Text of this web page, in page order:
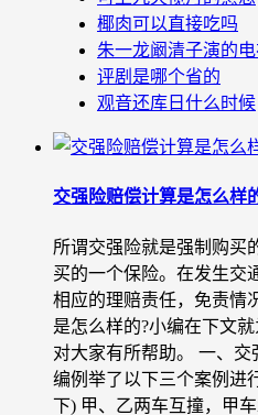
椰肉可以直接吃吗
朱一龙阚清子演的
评剧是哪个省的
观音还库日什么时候
交强险赔偿计算是怎么样
所谓交强险就是强制购买
买的一个保险。在发生交
相应的理赔责任，免责情
是怎么样的?小编在下文
对大家有所帮助。 一、
编例举了以下三个案例进
下) 甲、乙两车互撞，甲车